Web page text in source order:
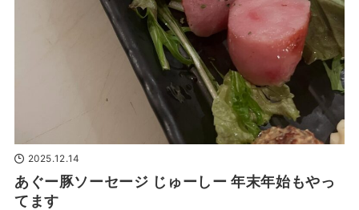
2025.12.14
あぐー豚ソーセージ じゅーしー 年末年始もやっ
てます